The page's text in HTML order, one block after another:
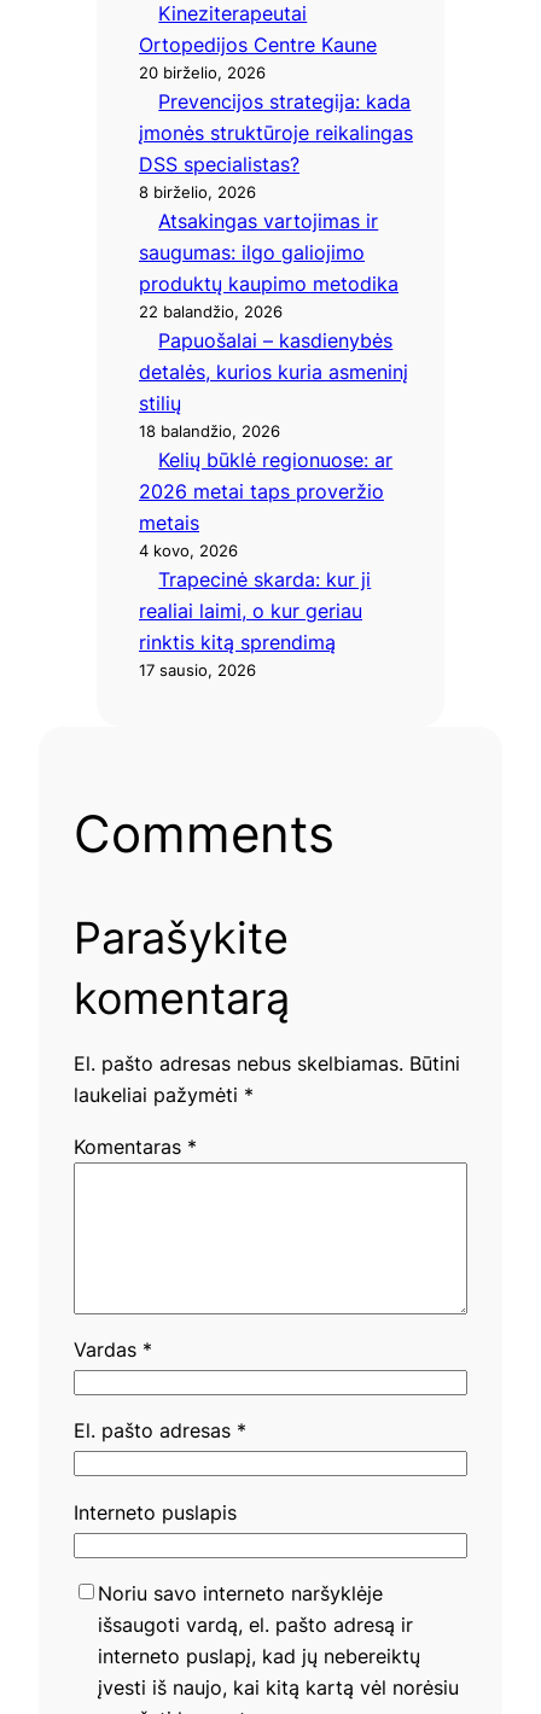
Kineziterapeutai
Ortopedijos Centre Kaune
20 birželio, 2026
Prevencijos strategija: kada
įmonės struktūroje reikalingas
DSS specialistas?
8 birželio, 2026
Atsakingas vartojimas ir
saugumas: ilgo galiojimo
produktų kaupimo metodika
22 balandžio, 2026
Papuošalai – kasdienybės
detalės, kurios kuria asmeninį
stilių
18 balandžio, 2026
Kelių būklė regionuose: ar
2026 metai taps proveržio
metais
4 kovo, 2026
Trapecinė skarda: kur ji
realiai laimi, o kur geriau
rinktis kitą sprendimą
17 sausio, 2026
Comments
Parašykite
komentarą
El. pašto adresas nebus skelbiamas. Būtini
laukeliai pažymėti *
Komentaras *
Vardas *
El. pašto adresas *
Interneto puslapis
Noriu savo interneto naršyklėje
išsaugoti vardą, el. pašto adresą ir
interneto puslapį, kad jų nebereiktų
įvesti iš naujo, kai kitą kartą vėl norėsiu